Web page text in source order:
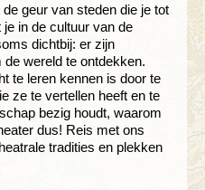
geur van steden die je tot
in de cultuur van de
dichtbij: er zijn
wereld te ontdekken.
te leren kennen is door te
ze te vertellen heeft en te
bezig houdt, waarom
dus! Reis met ons
tradities en plekken